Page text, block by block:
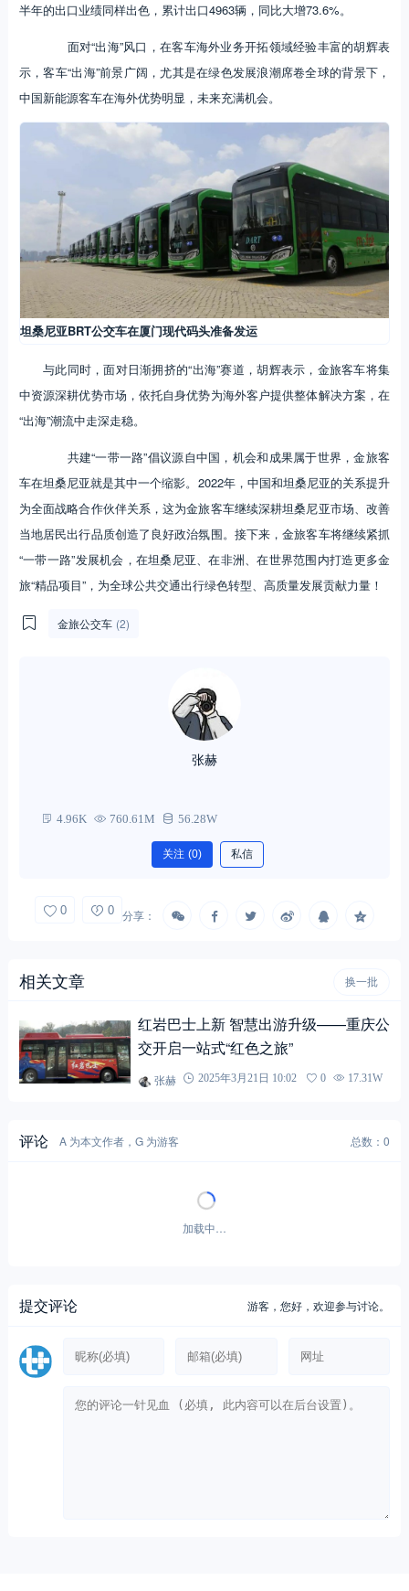
半年的出口业绩同样出色，累计出口4963辆，同比大增73.6%。
面对“出海”风口，在客车海外业务开拓领域经验丰富的胡辉表
示，客车“出海”前景广阔，尤其是在绿色发展浪潮席卷全球的背景下，
中国新能源客车在海外优势明显，未来充满机会。
坦桑尼亚BRT公交车在厦门现代码头准备发运
与此同时，面对日渐拥挤的“出海”赛道，胡辉表示，金旅客车将集
中资源深耕优势市场，依托自身优势为海外客户提供整体解决方案，在
“出海”潮流中走深走稳。
共建“一带一路”倡议源自中国，机会和成果属于世界，金旅客
车在坦桑尼亚就是其中一个缩影。2022年，中国和坦桑尼亚的关系提升
为全面战略合作伙伴关系，这为金旅客车继续深耕坦桑尼亚市场、改善
当地居民出行品质创造了良好政治氛围。接下来，金旅客车将继续紧抓
“一带一路”发展机会，在坦桑尼亚、在非洲、在世界范围内打造更多金
旅“精品项目”，为全球公共交通出行绿色转型、高质量发展贡献力量！
金旅公交车 (2)
张赫
4.96K 760.61M 56.28W
关注 (0) 私信
0 0 分享：
相关文章 换一批
红岩巴士上新 智慧出游升级——重庆公
交开启一站式“红色之旅”
张赫 2025年3月21日 10:02 0 17.31W
评论 A 为本文作者，G 为游客 总数：0
暂无评论！